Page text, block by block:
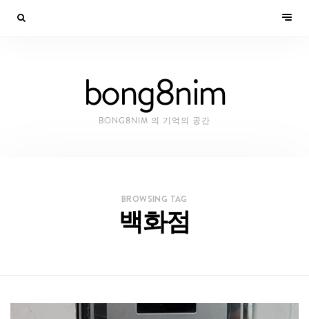
bong8nim
BONG8NIM 의 기억의 공간
BROWSING TAG
백화점